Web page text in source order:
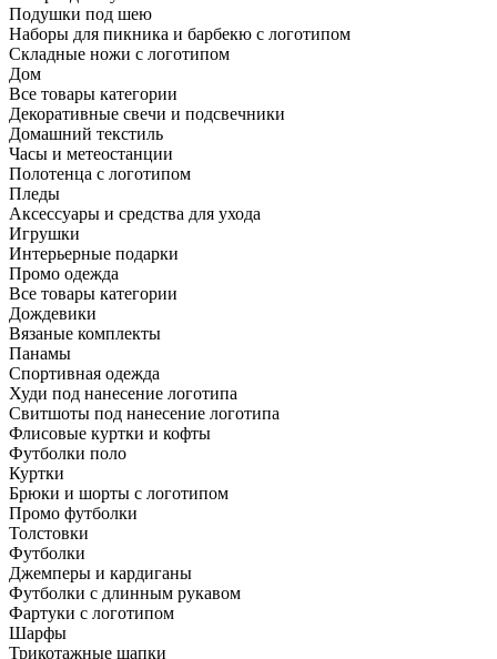
Подушки под шею
Наборы для пикника и барбекю с логотипом
Складные ножи с логотипом
Дом
Все товары категории
Декоративные свечи и подсвечники
Домашний текстиль
Часы и метеостанции
Полотенца с логотипом
Пледы
Аксессуары и средства для ухода
Игрушки
Интерьерные подарки
Промо одежда
Все товары категории
Дождевики
Вязаные комплекты
Панамы
Спортивная одежда
Худи под нанесение логотипа
Свитшоты под нанесение логотипа
Флисовые куртки и кофты
Футболки поло
Куртки
Брюки и шорты с логотипом
Промо футболки
Толстовки
Футболки
Джемперы и кардиганы
Футболки с длинным рукавом
Фартуки с логотипом
Шарфы
Трикотажные шапки